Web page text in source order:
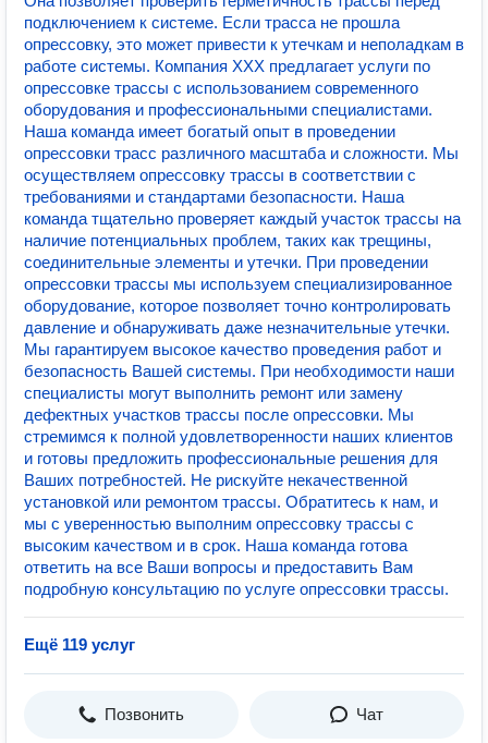
подключением к системе. Если трасса не прошла
опрессовку, это может привести к утечкам и неполадкам в
работе системы. Компания XXX предлагает услуги по
опрессовке трассы с использованием современного
оборудования и профессиональными специалистами.
Наша команда имеет богатый опыт в проведении
опрессовки трасс различного масштаба и сложности. Мы
осуществляем опрессовку трассы в соответствии с
требованиями и стандартами безопасности. Наша
команда тщательно проверяет каждый участок трассы на
наличие потенциальных проблем, таких как трещины,
соединительные элементы и утечки. При проведении
опрессовки трассы мы используем специализированное
оборудование, которое позволяет точно контролировать
давление и обнаруживать даже незначительные утечки.
Мы гарантируем высокое качество проведения работ и
безопасность Вашей системы. При необходимости наши
специалисты могут выполнить ремонт или замену
дефектных участков трассы после опрессовки. Мы
стремимся к полной удовлетворенности наших клиентов
и готовы предложить профессиональные решения для
Ваших потребностей. Не рискуйте некачественной
установкой или ремонтом трассы. Обратитесь к нам, и
мы с уверенностью выполним опрессовку трассы с
высоким качеством и в срок. Наша команда готова
ответить на все Ваши вопросы и предоставить Вам
подробную консультацию по услуге опрессовки трассы.
Ещё 119 услуг
Позвонить Чат